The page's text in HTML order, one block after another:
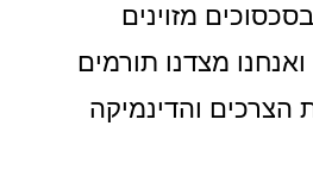
מזוינים
מצדנו תורמים
הצרכים והדינמיקה